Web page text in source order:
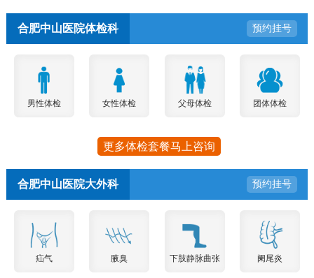
合肥中山医院体检科 预约挂号
男性体检 女性体检 父母体检 团体体检
更多体检套餐马上咨询
合肥中山医院大外科 预约挂号
疝气 腋臭 下肢静脉曲张 阑尾炎